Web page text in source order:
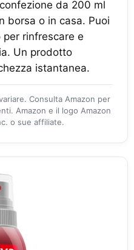
da 200 ml
borsa o in casa. Puoi
per rinfrescare e
Un prodotto
istantanea.
Consulta Amazon per
Amazon e il logo Amazon
o sue affiliate.